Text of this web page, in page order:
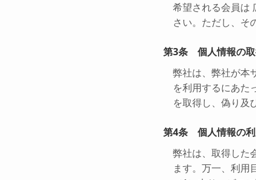
希望される会員は
さい。ただし、そ
第3条 個人情報の
弊社は、弊社が本
を利用するにあた
を取得し、偽り及
第4条 個人情報の
弊社は、取得した
ます。万一、利用